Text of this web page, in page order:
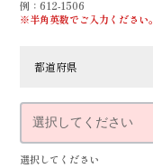
例：612-1506
※半角英数でご入力ください。
都道府県
選択してください